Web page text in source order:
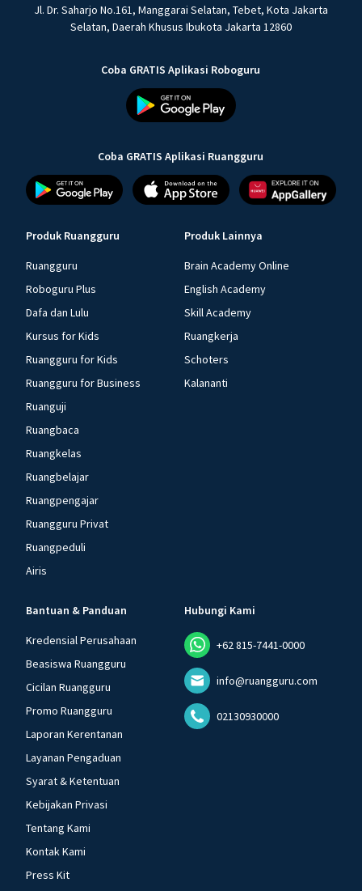
Jl. Dr. Saharjo No.161, Manggarai Selatan, Tebet, Kota Jakarta
Selatan, Daerah Khusus Ibukota Jakarta 12860
Coba GRATIS Aplikasi Roboguru
Coba GRATIS Aplikasi Ruangguru
Produk Ruangguru
Ruangguru
Roboguru Plus
Dafa dan Lulu
Kursus for Kids
Ruangguru for Kids
Ruangguru for Business
Ruanguji
Ruangbaca
Ruangkelas
Ruangbelajar
Ruangpengajar
Ruangguru Privat
Ruangpeduli
Airis
Produk Lainnya
Brain Academy Online
English Academy
Skill Academy
Ruangkerja
Schoters
Kalananti
Bantuan & Panduan
Kredensial Perusahaan
Beasiswa Ruangguru
Cicilan Ruangguru
Promo Ruangguru
Laporan Kerentanan
Layanan Pengaduan
Syarat & Ketentuan
Kebijakan Privasi
Tentang Kami
Kontak Kami
Press Kit
Hubungi Kami
+62 815-7441-0000
info@ruangguru.com
02130930000